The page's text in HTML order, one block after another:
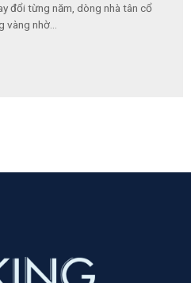
đổi từng năm, dòng nhà tân cổ
nhờ...